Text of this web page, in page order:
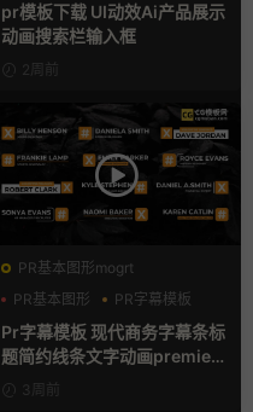
pr模板下载 UI动效Ai产品展示
动画搜索栏输入框
2周前
PR基本图形mogrt
PR基本图形
PR字幕模板
商务模板
Pr字幕模板 现代商务字幕条标
题简约线条文字动画premiere
模板3周前